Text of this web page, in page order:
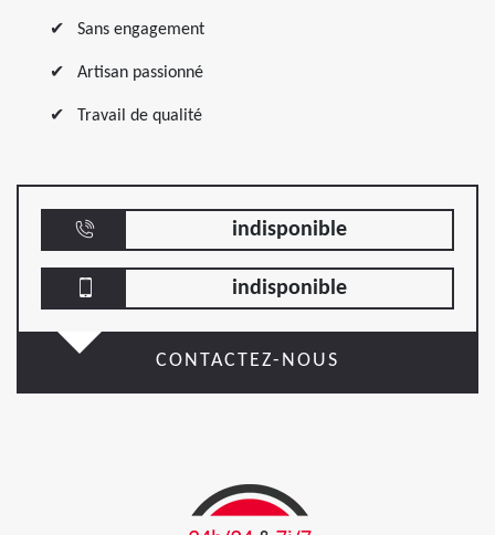
Sans engagement
Artisan passionné
Travail de qualité
indisponible
indisponible
CONTACTEZ-NOUS